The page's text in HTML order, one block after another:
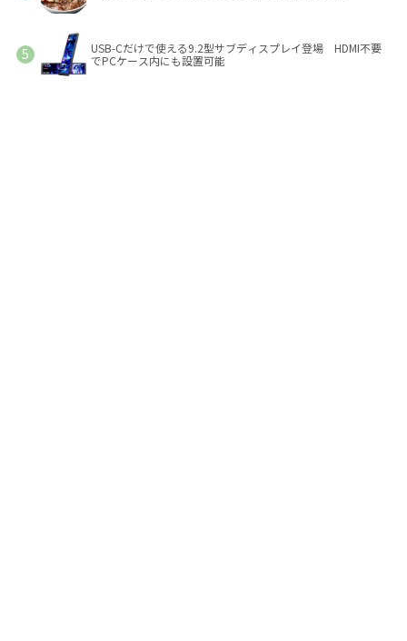
USB-Cだけで使える9.2型サブディスプレイ登場 HDMI不要
でPCケース内にも設置可能